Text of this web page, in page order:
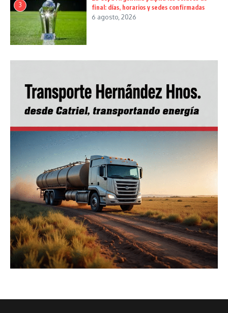
3
final: días, horarios y sedes confirmadas
6 agosto, 2026